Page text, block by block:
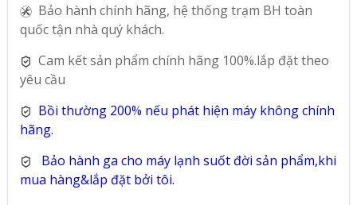
Bảo hành chính hãng, hệ thống trạm BH toàn
quốc tận nhà quý khách.
Cam kết sản phẩm chính hãng 100%.lắp đặt theo
yêu cầu
Bồi thường 200% nếu phát hiện máy không chính
hãng.
Bảo hành ga cho máy lạnh suốt đời sản phẩm,khi
mua hàng&lắp đặt bởi tôi.